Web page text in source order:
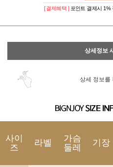
[ 결제혜택 ] 포인트 결제시 1%
상세정보
상세 정보를
사이
즈
라벨
가슴
둘레
기장